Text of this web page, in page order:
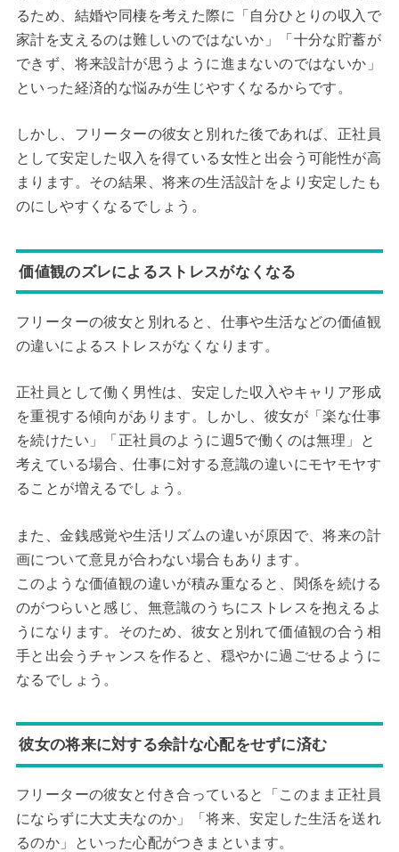
るため、結婚や同棲を考えた際に「自分ひとりの収入で
家計を支えるのは難しいのではないか」「十分な貯蓄が
できず、将来設計が思うように進まないのではないか」
といった経済的な悩みが生じやすくなるからです。
しかし、フリーターの彼女と別れた後であれば、正社員
として安定した収入を得ている女性と出会う可能性が高
まります。その結果、将来の生活設計をより安定したも
のにしやすくなるでしょう。
価値観のズレによるストレスがなくなる
フリーターの彼女と別れると、仕事や生活などの価値観
の違いによるストレスがなくなります。
正社員として働く男性は、安定した収入やキャリア形成
を重視する傾向があります。しかし、彼女が「楽な仕事
を続けたい」「正社員のように週5で働くのは無理」と
考えている場合、仕事に対する意識の違いにモヤモヤす
ることが増えるでしょう。
また、金銭感覚や生活リズムの違いが原因で、将来の計
画について意見が合わない場合もあります。
このような価値観の違いが積み重なると、関係を続ける
のがつらいと感じ、無意識のうちにストレスを抱えるよ
うになります。そのため、彼女と別れて価値観の合う相
手と出会うチャンスを作ると、穏やかに過ごせるように
なるでしょう。
彼女の将来に対する余計な心配をせずに済む
フリーターの彼女と付き合っていると「このまま正社員
にならずに大丈夫なのか」「将来、安定した生活を送れ
るのか」といった心配がつきまといます。